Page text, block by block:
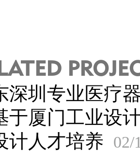
深圳专业医疗
于厦门工业设
计人才培养
02/